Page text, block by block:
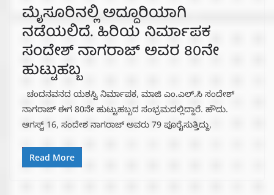
ಮೈಸೂರಿನಲ್ಲಿ ಅದ್ದೂರಿಯಾಗಿ
ನಡೆಯಲಿದೆ. ಹಿರಿಯ ನಿರ್ಮಾಪಕ
ಸಂದೇಶ್ ನಾಗರಾಜ್ ಅವರ 80ನೇ
ಹುಟ್ಟುಹಬ್ಬ
ಚಂದನವನದ ಯಶಸ್ವಿ ನಿರ್ಮಾಪಕ, ಮಾಜಿ ಎಂ.ಎಲ್.ಸಿ ಸಂದೇಶ್
ನಾಗರಾಜ್ ಈಗ 80ನೇ ಹುಟ್ಟುಹಬ್ಬದ ಸಂಭ್ರಮದಲ್ಲಿದ್ದಾರೆ. ಹೌದು.
ಆಗಸ್ಟ್ 16, ಸಂದೇಶ ನಾಗರಾಜ್ ಅವರು 79 ಪೂರೈಸುತ್ತಿದ್ದು,
Read More